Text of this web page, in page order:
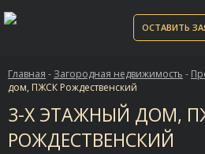
ОСТАВИТЬ
Главная - Загородная недвижимость -
дом, ПЖСК Рождественский
3-Х ЭТАЖНЫЙ ДОМ,
РОЖДЕСТВЕНСКИЙ